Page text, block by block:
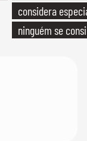
considera
ninguém se